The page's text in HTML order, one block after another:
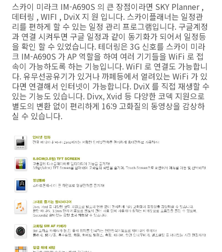
스카이 미라크 IM-A690S 의 큰 장점이라면 SKY Planner ,
데터링 , WIFI , DviX 지 원 입니다. 스카이플래너는 일정관
리를 편하게 할 수 있는 일정 관리 프로그램입니다. 구글계정
과 연결 시켜두면 구글 일정과 같이 동기화가 되어서 일정등
을 확인 할 수 있었습니다. 테더링은 3G 신호를 스카이 미라
크 IM-A690S 가 AP 역할을 하여 여러 기기들을 WiFi 로 접
속이 가능하도록 하는 기능입니다. WiFI 로 연결도 가능합니
다. 유무선공유기가 있거나 까페등에서 열려있는 WiFi 가 있
다면 연결해서 인터넷이 가능합니다. DviX 를 직접 재생할 수
있는 기능도 있습니다. Divx, Xvid 등 다양한 코덱 지원으로
별도의 변환 없이 편리하게 16:9 고화질의 동영상을 감상하
실 수 있습니다.